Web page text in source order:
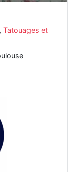
, Tatouages et